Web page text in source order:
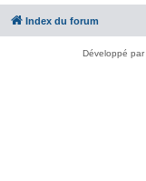
Index du forum
Développé par